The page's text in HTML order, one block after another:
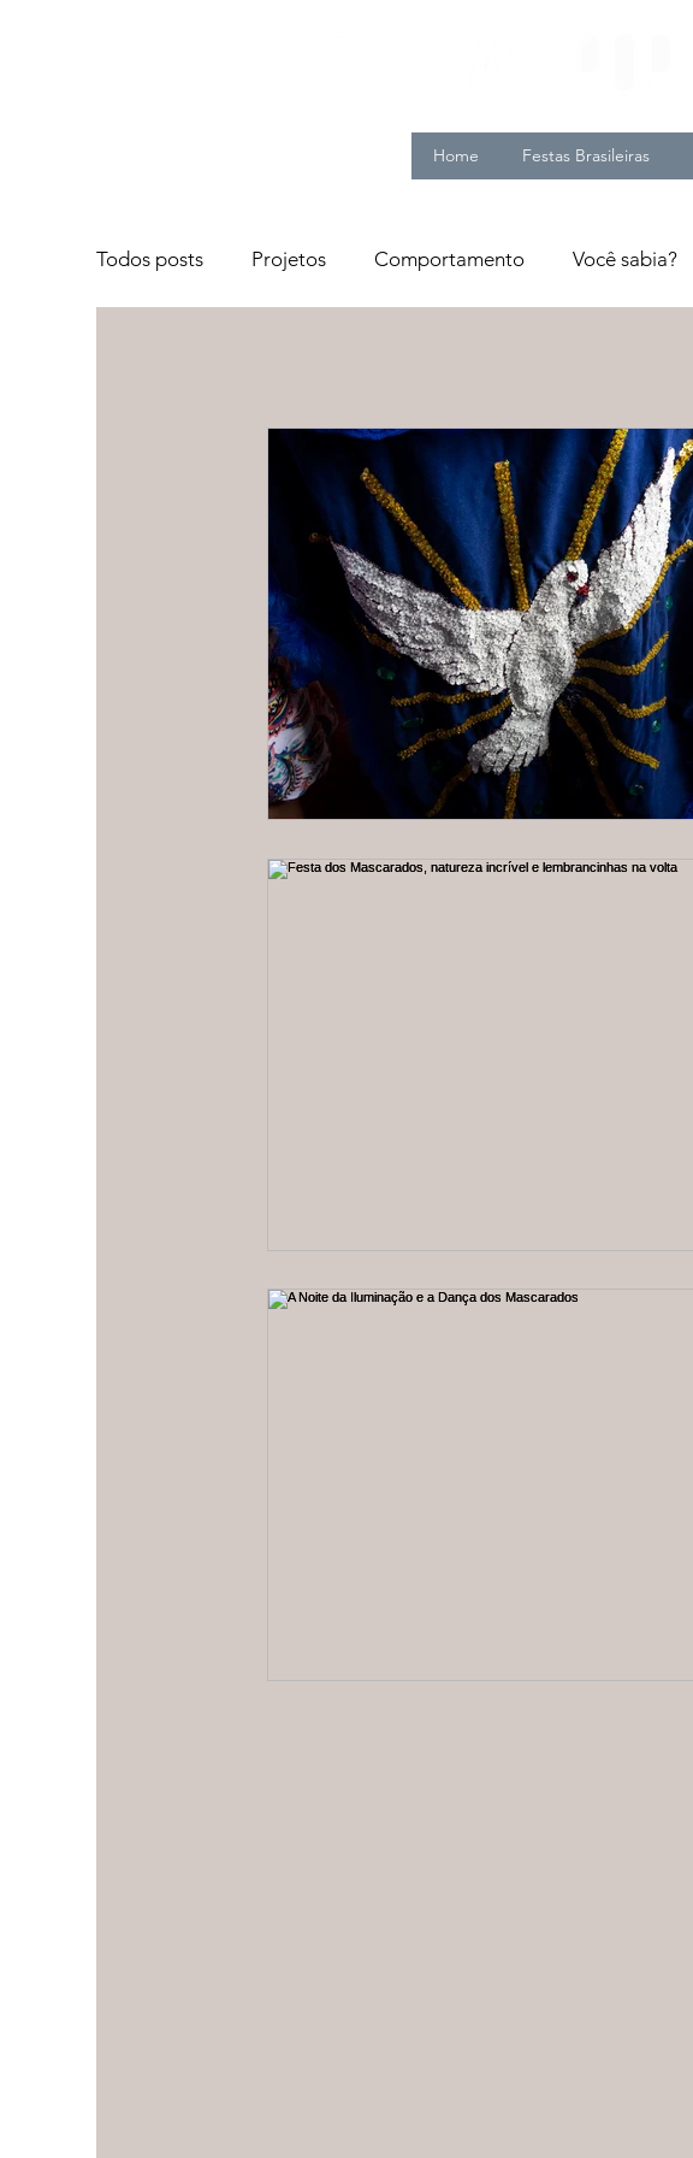
Home Festas Brasileiras
Todos posts Projetos Comportamento Você sabia?